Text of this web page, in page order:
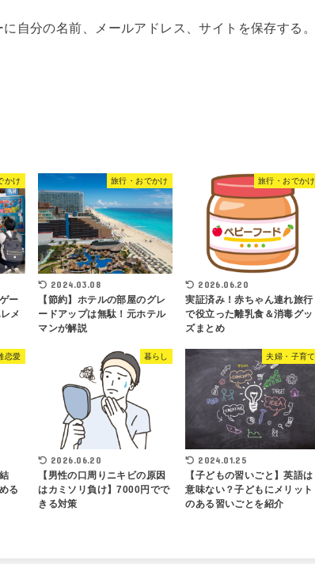
自分の名前、メールアドレス、サイトを保存する。
かけ
ー
メ
旅行・おでかけ
2024.03.08
【節約】ホテルの部屋のグレ
ードアップは無駄！元ホテル
マンが解説
旅行・おでかけ
2026.06.20
実証済み！赤ちゃん連れ旅行
で役立った離乳食＆消毒グッ
ズまとめ
恋愛
る
暮らし
2026.06.20
【男性の口周りニキビの原因
はカミソリ負け】7000円でで
きる対策
夫婦・子育て
2024.01.25
【子どもの習いごと】英語は
意味ない？子どもにメリット
のある習いごとを紹介